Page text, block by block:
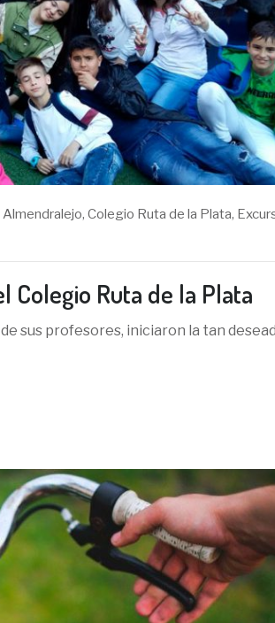
, Colegio Ruta de la Plata,
Colegio Ruta de la Plata
sus profesores, iniciaron la tan